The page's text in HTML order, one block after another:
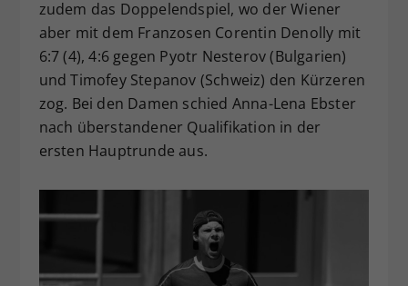
zudem das Doppelendspiel, wo der Wiener
aber mit dem Franzosen Corentin Denolly mit
6:7 (4), 4:6 gegen Pyotr Nesterov (Bulgarien)
und Timofey Stepanov (Schweiz) den Kürzeren
zog. Bei den Damen schied Anna-Lena Ebster
nach überstandener Qualifikation in der
ersten Hauptrunde aus.